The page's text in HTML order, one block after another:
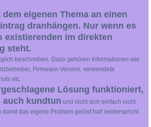
eigenen Thema an einen
dranhängen. Nur wenn es
existierenden im direkten
steht.
beschreiben. Dazu gehören Informationen wie
Firmware-Version, verwendete
etc.
Lösung funktioniert,
auch kundtun und nicht sich einfach nicht
damit das eigene Problem gelöst hat! (widerspricht